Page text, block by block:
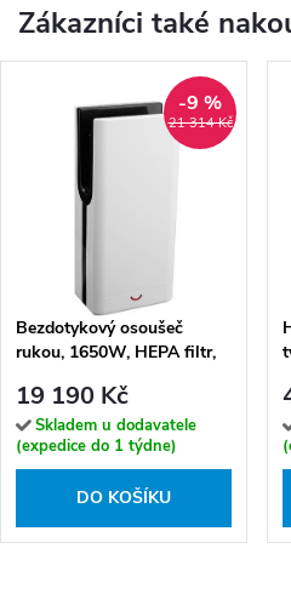
Zákazníci také
21 314 Kč
-9 %
Bezdotykový osoušeč
rukou, 1650W, HEPA filtr,
19 190 Kč
Skladem u dodavatele
(expedice do 1 týdne)
DO KOŠÍKU